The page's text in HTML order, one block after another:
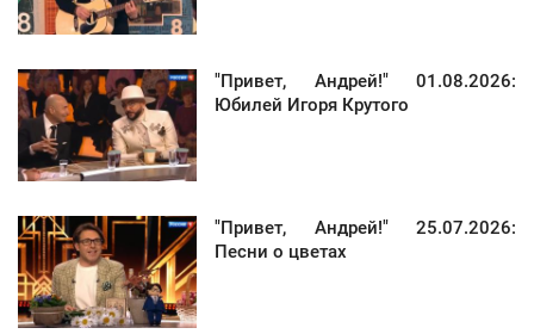
"Привет, Андрей!" 01.08.2026:
Юбилей Игоря Крутого
"Привет, Андрей!" 25.07.2026:
Песни о цветах